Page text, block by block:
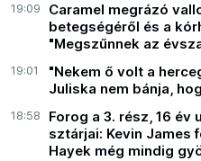
19:09
Caramel megrázó
betegségéről és a
"Megszűnnek az
19:01
"Nekem ő volt a
Juliska nem bánja,
18:58
Forog a 3. rész, 16 év
sztárjai: Kevin James
Hayek még mindig